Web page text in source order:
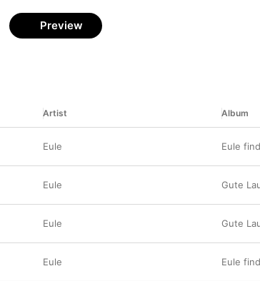
Preview
Artist Album
Eule Eule
Eule Gute
Eule Gute
Eule